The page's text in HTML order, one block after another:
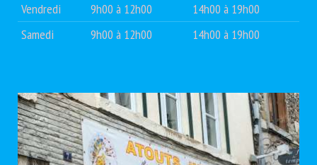
Vendredi
9h00 à 12h00
14h00 à 19h00
Samedi
9h00 à 12h00 14h00 à 19h00